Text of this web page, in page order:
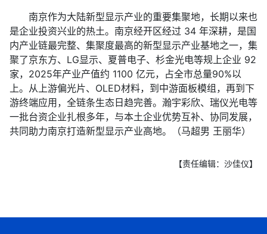
南京作为大陆新型显示产业的重要集聚地，长期以来也
是企业投资兴业的热土。南京经开区经过 34 年深耕，是国
内产业链最完整、集聚度最高的新型显示产业基地之一，集
聚了京东方、LG显示、夏普电子、杉金光电等规上企业 92
家，2025年产业产值约 1100 亿元，占全市总量90%以
上。从上游偏光片、OLED材料，到中游面板模组，再到下
游终端应用，全链条生态日趋完善。瀚宇彩欣、瑞仪光电等
一批台资企业扎根多年，与本土企业优势互补、协同发展，
共同助力南京打造新型显示产业高地。（马超男 王丽华）
【责任编辑：沙佳仪】